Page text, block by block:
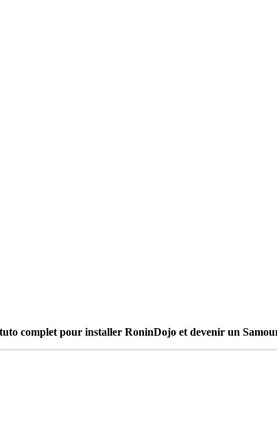
complet pour installer RoninDojo et devenir un